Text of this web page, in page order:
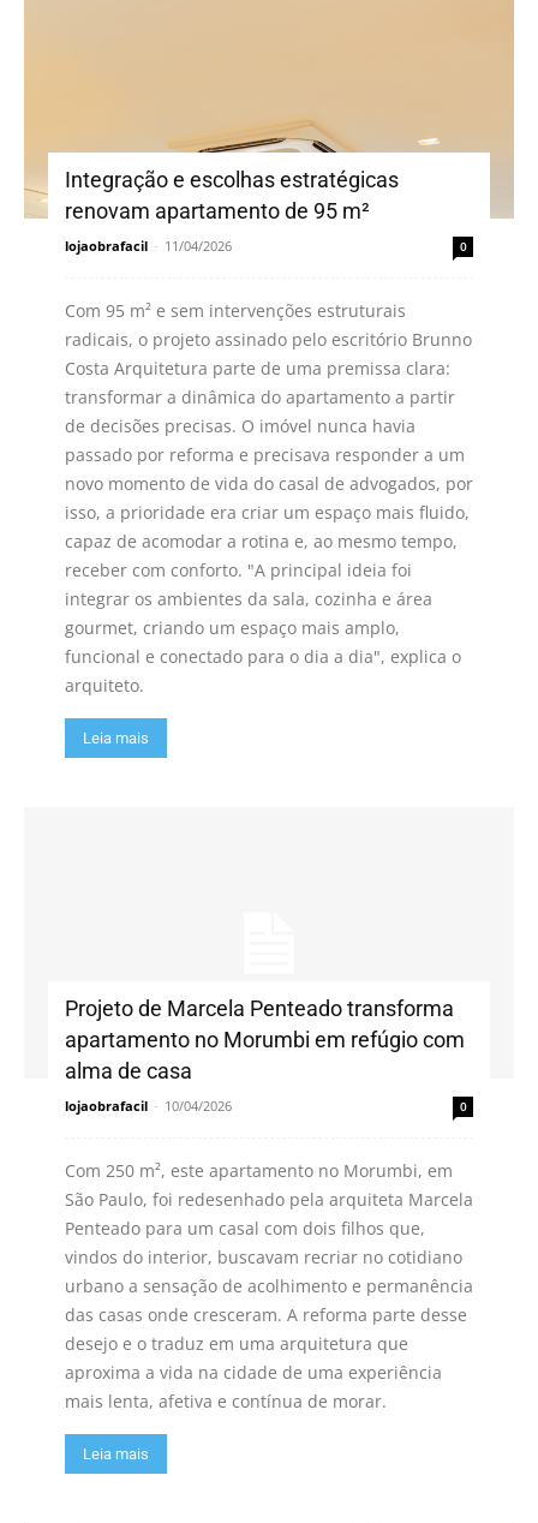
Integração e escolhas estratégicas
renovam apartamento de 95 m²
lojaobrafacil - 11/04/2026 0
Com 95 m² e sem intervenções estruturais
radicais, o projeto assinado pelo escritório Brunno
Costa Arquitetura parte de uma premissa clara:
transformar a dinâmica do apartamento a partir
de decisões precisas. O imóvel nunca havia
passado por reforma e precisava responder a um
novo momento de vida do casal de advogados, por
isso, a prioridade era criar um espaço mais fluido,
capaz de acomodar a rotina e, ao mesmo tempo,
receber com conforto. "A principal ideia foi
integrar os ambientes da sala, cozinha e área
gourmet, criando um espaço mais amplo,
funcional e conectado para o dia a dia", explica o
arquiteto.
Leia mais
Projeto de Marcela Penteado transforma
apartamento no Morumbi em refúgio com
alma de casa
lojaobrafacil - 10/04/2026 0
Com 250 m², este apartamento no Morumbi, em
São Paulo, foi redesenhado pela arquiteta Marcela
Penteado para um casal com dois filhos que,
vindos do interior, buscavam recriar no cotidiano
urbano a sensação de acolhimento e permanência
das casas onde cresceram. A reforma parte desse
desejo e o traduz em uma arquitetura que
aproxima a vida na cidade de uma experiência
mais lenta, afetiva e contínua de morar.
Leia mais